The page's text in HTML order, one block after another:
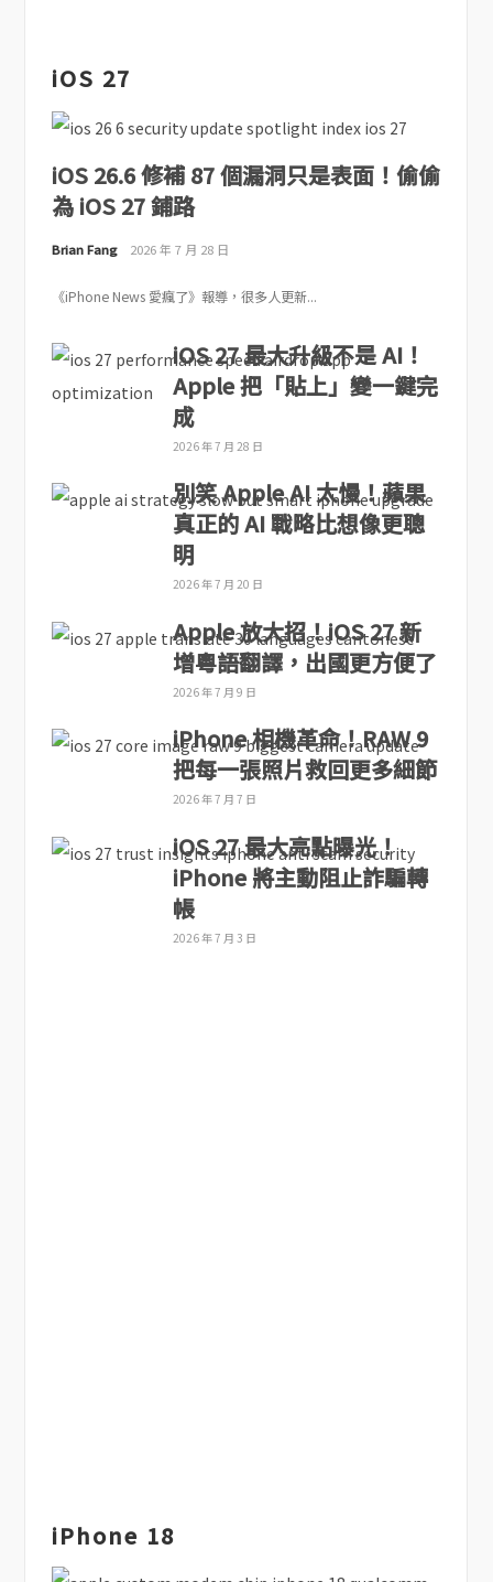
iOS 27
iOS 26.6 修補 87 個漏洞只是表面！偷偷
為 iOS 27 鋪路
Brian Fang 2026 年 7 月 28 日
《iPhone News 愛瘋了》報導，很多人更新...
iOS 27 最大升級不是 AI！
Apple 把「貼上」變一鍵完
成
2026 年 7 月 28 日
別笑 Apple AI 太慢！蘋果
真正的 AI 戰略比想像更聰
明
2026 年 7 月 20 日
Apple 放大招！iOS 27 新
增粵語翻譯，出國更方便了
2026 年 7 月 9 日
iPhone 相機革命！RAW 9
把每一張照片救回更多細節
2026 年 7 月 7 日
iOS 27 最大亮點曝光！
iPhone 將主動阻止詐騙轉
帳
2026 年 7 月 3 日
iPhone 18